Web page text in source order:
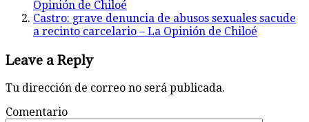
Opinión de Chiloé
Castro: grave denuncia de abusos sexuales sacude
a recinto carcelario – La Opinión de Chiloé
Leave a Reply
Tu dirección de correo no será publicada.
Comentario